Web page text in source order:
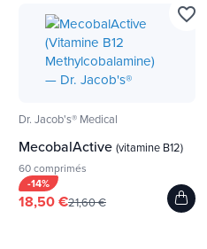
Dr. Jacob's® Medical
MecobalActive (vitamine B12)
60 comprimés
-14%
18,50 €21,60 €
favorite_border